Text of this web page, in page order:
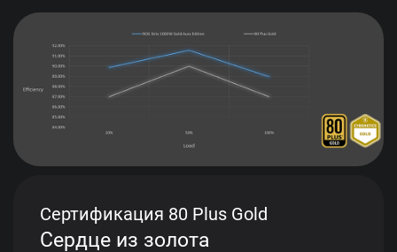
Сертификация 80 Plus Gold
Сердце из золота